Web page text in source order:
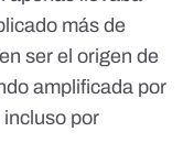
más de
ser el origen de
amplificada por
por